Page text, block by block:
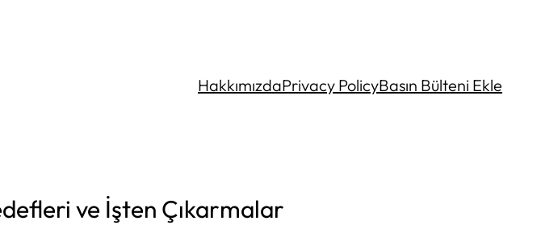
HakkımızdaPrivacy PolicyBasın Bülteni Ekle
ve İşten Çıkarmalar